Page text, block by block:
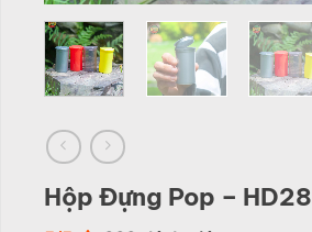
Hộp Đựng Pop – HD28